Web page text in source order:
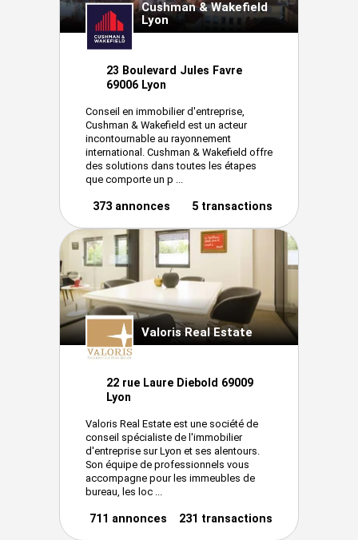
Cushman & Wakefield
Lyon
23 Boulevard Jules Favre
69006 Lyon
Conseil en immobilier d'entreprise,
Cushman & Wakefield est un acteur
incontournable au rayonnement
international. Cushman & Wakefield offre
des solutions dans toutes les étapes
que comporte un p ...
373 annonces 5 transactions
Valoris Real Estate
22 rue Laure Diebold 69009
Lyon
Valoris Real Estate est une société de
conseil spécialiste de l'immobilier
d'entreprise sur Lyon et ses alentours.
Son équipe de professionnels vous
accompagne pour les immeubles de
bureau, les loc ...
711 annonces 231 transactions